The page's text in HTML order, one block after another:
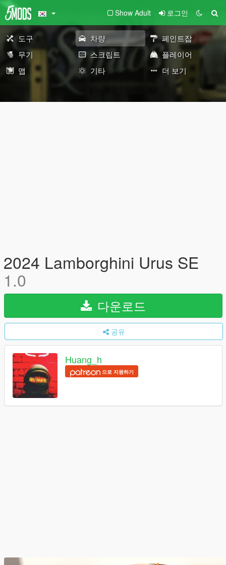
Show Adult 로그인
도구 차량
페인트잡
무기
스크립트
플레이어
맵
기타 더 보기
2024 Lamborghini Urus SE
1.0
다운로드
공유
Huang_h
으로 지원하기